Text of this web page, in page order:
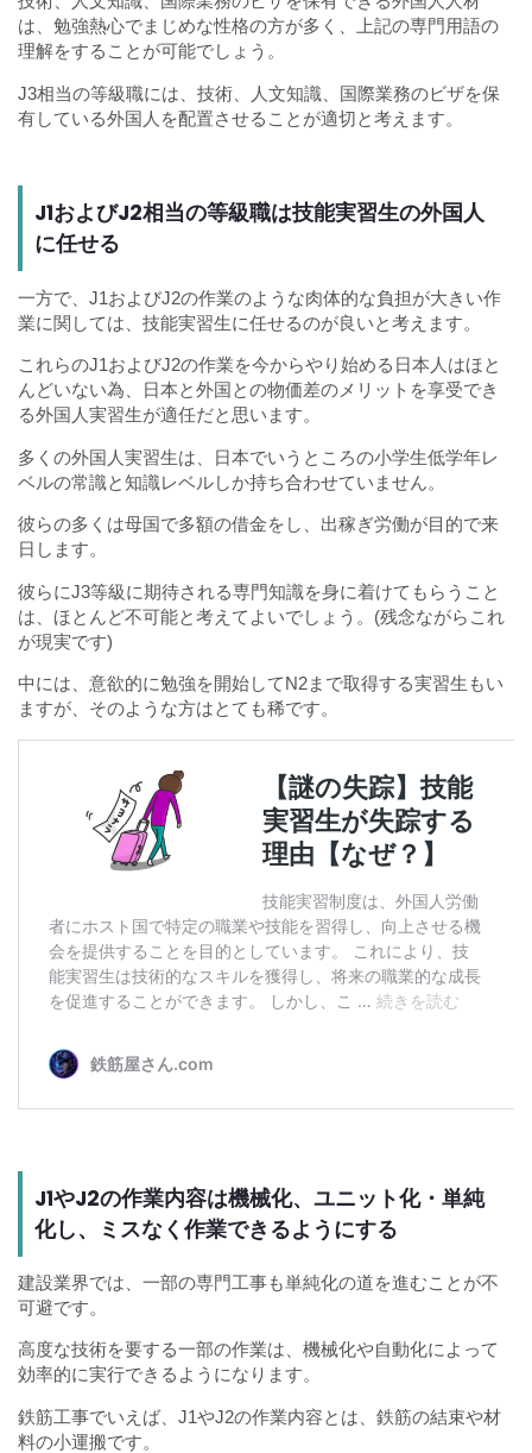
は、勉強熱心でまじめな性格の方が多く、上記の専門用語の
理解をすることが可能でしょう。
J3相当の等級職には、技術、人文知識、国際業務のビザを保
有している外国人を配置させることが適切と考えます。
J1およびJ2相当の等級職は技能実習生の外国人
に任せる
一方で、J1およびJ2の作業のような肉体的な負担が大きい作
業に関しては、技能実習生に任せるのが良いと考えます。
これらのJ1およびJ2の作業を今からやり始める日本人はほと
んどいない為、日本と外国との物価差のメリットを享受でき
る外国人実習生が適任だと思います。
多くの外国人実習生は、日本でいうところの小学生低学年レ
ベルの常識と知識レベルしか持ち合わせていません。
彼らの多くは母国で多額の借金をし、出稼ぎ労働が目的で来
日します。
彼らにJ3等級に期待される専門知識を身に着けてもらうこと
は、ほとんど不可能と考えてよいでしょう。(残念ながらこれ
が現実です)
中には、意欲的に勉強を開始してN2まで取得する実習生もい
ますが、そのような方はとても稀です。
J1やJ2の作業内容は機械化、ユニット化・単純
化し、ミスなく作業できるようにする
建設業界では、一部の専門工事も単純化の道を進むことが不
可避です。
高度な技術を要する一部の作業は、機械化や自動化によって
効率的に実行できるようになります。
鉄筋工事でいえば、J1やJ2の作業内容とは、鉄筋の結束や材
料の小運搬です。